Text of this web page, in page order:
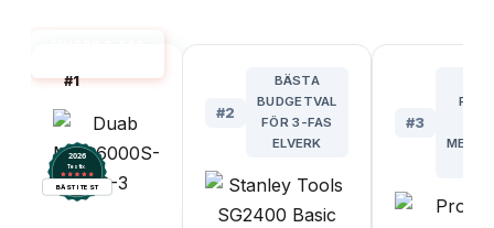
#1
2026
Testix.
BÄST I TEST
#2
BÄSTA
BUDGETVAL
FÖR 3-FAS
ELVERK
#3